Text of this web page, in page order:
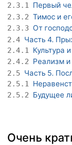
2.3.1 Первый
2.3.2 Тимос и
2.3.3 От
2.4 Часть 4.
2.4.1 Культура
2.4.2 Реализм
2.5 Часть 5.
2.5.1
2.5.2 Будущее
Очень